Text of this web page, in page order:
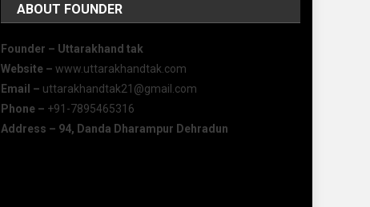
ABOUT FOUNDER
Founder – Uttarakhand tak
Website – www.uttarakhandtak.com
Email – uttarakhandtak21@gmail.com
Phone – +91-7895465316
Address – 94, Danda Dharampur Dehradun